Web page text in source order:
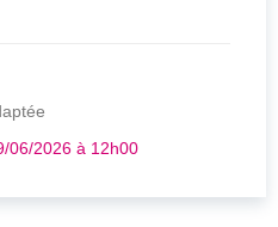
06/2026 à 12h00